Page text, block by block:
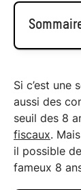
à long
Quels
Si c’est une
aussi des
seuil des 8
fiscaux.
il possible
fameux 8